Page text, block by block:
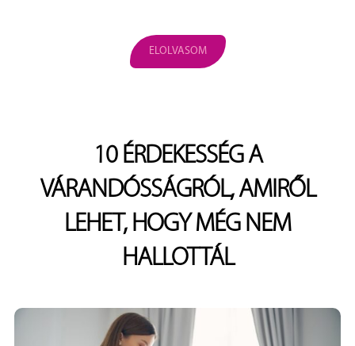
ELOLVASOM
10 ÉRDEKESSÉG A
VÁRANDÓSSÁGRÓL, AMIRŐL
LEHET, HOGY MÉG NEM
HALLOTTÁL